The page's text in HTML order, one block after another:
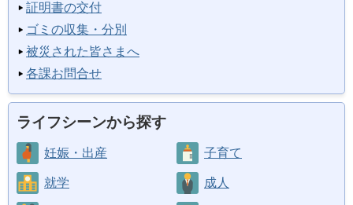
証明書の交付
ゴミの収集・分別
被災された皆さまへ
各課お問合せ
ライフシーンから探す
妊娠・出産 子育て
就学 成人